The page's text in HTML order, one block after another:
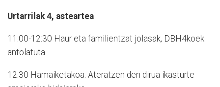
Urtarrilak 4, asteartea
11:00-12:30 Haur eta familientzat jolasak, DBH4koek
antolatuta.
12:30 Hamaiketakoa. Ateratzen den dirua ikasturte